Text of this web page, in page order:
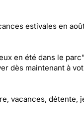
estivales en
en été dans le
dès maintenant à
vacances, détente,